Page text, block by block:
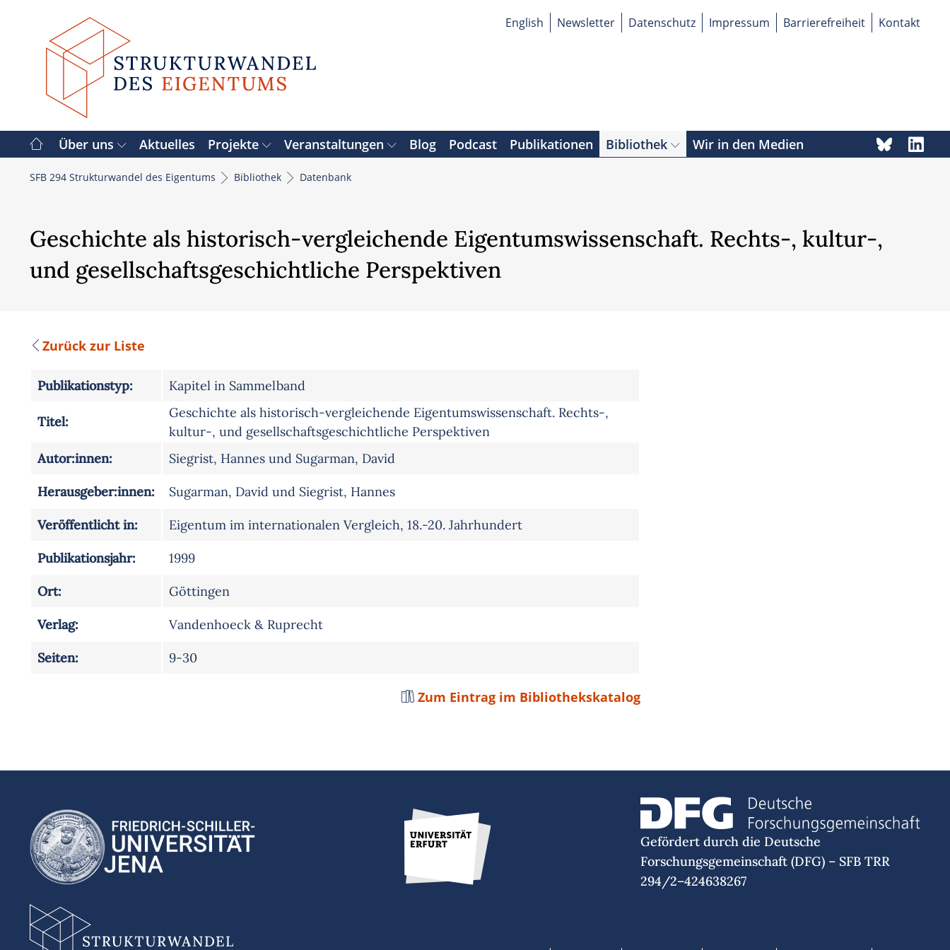
Inhalt
springen
English Newsletter Datenschutz Impressum Barrierefreiheit Kontakt
Über uns Aktuelles Projekte Veranstaltungen Blog Podcast Publikationen Bibliothek Wir in den Medien
SFB 294 Strukturwandel des Eigentums Bibliothek Datenbank
Geschichte als historisch-vergleichende Eigentumswissenschaft. Rechts-, kultur-,
und gesellschaftsgeschichtliche Perspektiven
Zurück zur Liste
Publikationstyp: Kapitel in Sammelband
Titel:
Geschichte als historisch-vergleichende Eigentumswissenschaft. Rechts-,
kultur-, und gesellschaftsgeschichtliche Perspektiven
Autor:innen:
Siegrist, Hannes und Sugarman, David
Herausgeber:innen: Sugarman, David und Siegrist, Hannes
Veröffentlicht in: Eigentum im internationalen Vergleich, 18.-20. Jahrhundert
Publikationsjahr: 1999
Ort: Göttingen
Verlag: Vandenhoeck & Ruprecht
Seiten: 9-30
Zum Eintrag im Bibliothekskatalog
Gefördert durch die Deutsche
Forschungsgemeinschaft (DFG) – SFB TRR
294/2–424638267